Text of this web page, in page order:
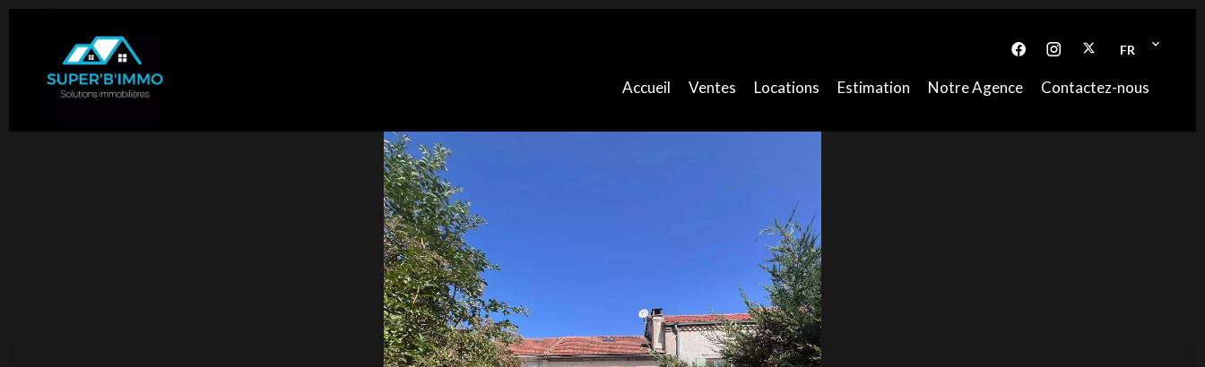
FR
Accueil Ventes Locations Estimation Notre Agence Contactez-nous